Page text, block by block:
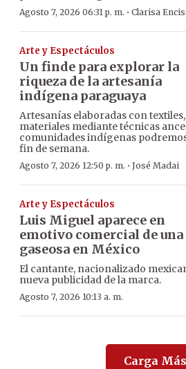
Agosto 7, 2026 06:31 p. m. · Clarisa
Arte y Espectáculos
Un finde para explorar la
riqueza de la artesanía
indígena paraguaya
Artesanías elaboradas con
materiales mediante técnicas
comunidades indígenas
fin de semana.
Agosto 7, 2026 12:50 p. m. · José Madai
Arte y Espectáculos
Luis Miguel aparece en
emotivo comercial de una
gaseosa en México
El cantante, nacionalizado
nueva publicidad de la marca.
Agosto 7, 2026 10:13 a. m.
Carga Más